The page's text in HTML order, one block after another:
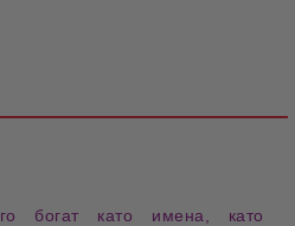
богат като имена